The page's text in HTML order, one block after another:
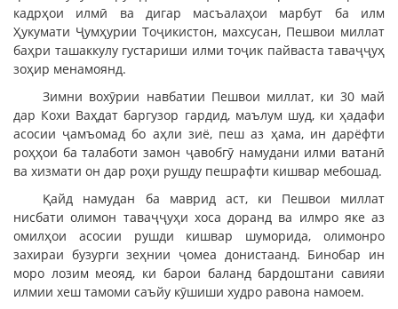
кадрҳои илмӣ ва дигар масъалаҳои марбут ба илм
Ҳукумати Ҷумҳурии Тоҷикистон, махсусан, Пешвои миллат
баҳри ташаккулу густариши илми тоҷик пайваста таваҷҷуҳ
зоҳир менамоянд.
Зимни вохӯрии навбатии Пешвои миллат, ки 30 май
дар Кохи Ваҳдат баргузор гардид, маълум шуд, ки ҳадафи
асосии ҷамъомад бо аҳли зиё, пеш аз ҳама, ин дарёфти
роҳҳои ба талаботи замон ҷавобгӯ намудани илми ватанӣ
ва хизмати он дар роҳи рушду пешрафти кишвар мебошад.
Қайд намудан ба маврид аст, ки Пешвои миллат
нисбати олимон таваҷҷуҳи хоса доранд ва илмро яке аз
омилҳои асосии рушди кишвар шуморида, олимонро
захираи бузурги зеҳнии ҷомеа донистаанд. Бинобар ин
моро лозим меояд, ки барои баланд бардоштани савияи
илмии хеш тамоми саъйу кӯшиши худро равона намоем.